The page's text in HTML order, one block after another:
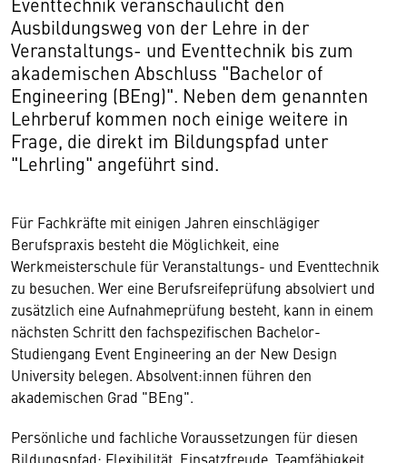
Ausbildungsweg von der Lehre in der
Veranstaltungs- und Eventtechnik bis zum
akademischen Abschluss "Bachelor of
Engineering (BEng)". Neben dem genannten
Lehrberuf kommen noch einige weitere in
Frage, die direkt im Bildungspfad unter
"Lehrling" angeführt sind.
Für Fachkräfte mit einigen Jahren einschlägiger
Berufspraxis besteht die Möglichkeit, eine
Werkmeisterschule für Veranstaltungs- und Eventtechnik
zu besuchen. Wer eine Berufsreifeprüfung absolviert und
zusätzlich eine Aufnahmeprüfung besteht, kann in einem
nächsten Schritt den fachspezifischen Bachelor-
Studiengang Event Engineering an der New Design
University belegen. Absolvent:innen führen den
akademischen Grad "BEng".
Persönliche und fachliche Voraussetzungen für diesen
Bildungspfad: Flexibilität, Einsatzfreude, Teamfähigkeit,